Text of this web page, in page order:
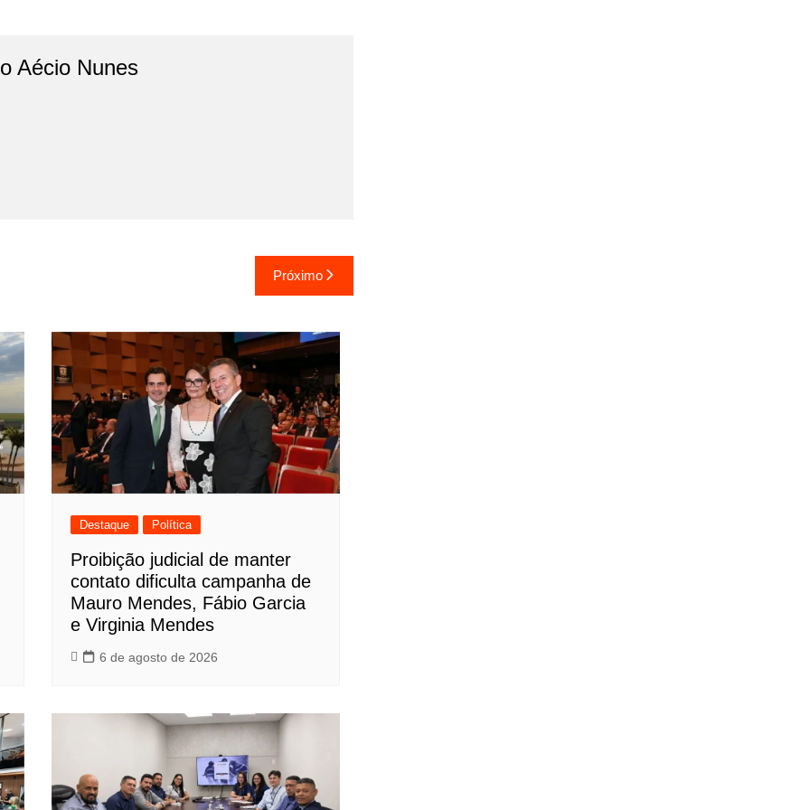
Aécio Nunes
Próximo
Destaque Política
Proibição judicial de manter
contato dificulta campanha de
Mauro Mendes, Fábio Garcia
e Virginia Mendes
6 de agosto de 2026